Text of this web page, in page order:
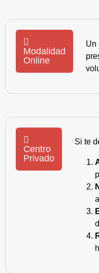
Modalidad
Online
Un
Centro
Privado
Si te